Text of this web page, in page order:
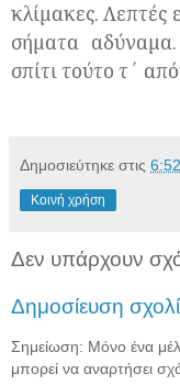
κλίμακες. Λεπτές
σήματα
σπίτι τούτο τ΄
Δημοσιεύτηκε στις
Κοινή χρήση
Δεν υπάρχουν
Δημοσίευση
Σημείωση: Μόνο ένα
μπορεί να αναρτήσει